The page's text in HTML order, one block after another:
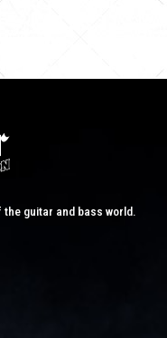
guitar and bass world.